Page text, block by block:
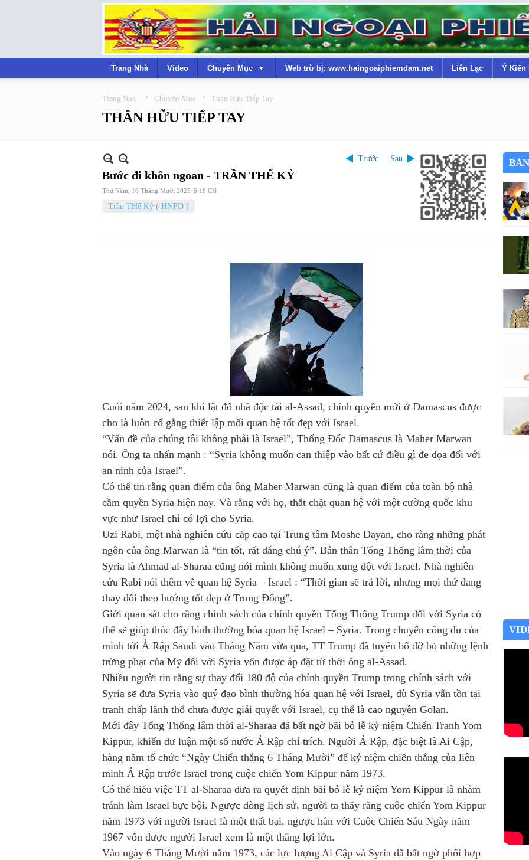
Trang Nhà Video Chuyên Mục Web trừ bị: www.haingoaiphiemdam.net Liên Lạc Ý Kiến
Trang Nhà › Chuyên Mục › Thân Hữu Tiếp Tay
THÂN HỮU TIẾP TAY
Trước Sau
Bước đi khôn ngoan - TRẦN THẾ KỶ
Thứ Năm, 16 Tháng Mười 2025 5:18 CH
Trần THế Kỷ ( HNPD )
Cuói năm 2024, sau khi lật đổ nhà độc tài al-Assad, chính quyền mới ở Damascus được
cho là luôn cố gằng thiết lập mối quan hệ tốt đẹp với Israel.
“Vấn đề của chúng tôi không phải là Israel”, Thống Đốc Damascus là Maher Marwan
nói. Ông ta nhấn mạnh : “Syria không muốn can thiệp vào bất cứ điều gì đe dọa đối với
an ninh của Israel”.
Có thể tin rằng quan điểm của ông Maher Marwan cũng là quan điểm của toàn bộ nhà
cầm quyền Syria hiện nay. Và rằng với họ, thắt chặt quan hệ với một cường quốc khu
vực như Israel chỉ có lợi cho Syria.
Uzi Rabi, một nhà nghiên cứu cấp cao tại Trung tâm Moshe Dayan, cho rằng những phát
ngôn của ông Marwan là “tin tốt, rất đáng chú ý”. Bản thân Tổng Thống lâm thời của
Syria là Ahmad al-Sharaa cũng nói mình không muốn xung đột với Israel. Nhà nghiên
cứu Rabi nói thêm về quan hệ Syria – Israel : “Thời gian sẽ trả lời, nhưng mọi thứ đang
thay đổi theo hướng tốt đẹp ở Trung Đông”.
Giới quan sát cho rằng chính sách của chính quyền Tổng Thống Trump đối với Syria có
thể sẽ giúp thúc đẩy bình thường hóa quan hệ Israel – Syria. Trong chuyến công du của
mình tới Ả Rập Saudi vào Tháng Năm vừa qua, TT Trump đã tuyên bố dỡ bỏ những lệnh
trừng phạt của Mỹ đối với Syria vốn được áp đặt từ thời ông al-Assad.
Nhiều người tin rằng sự thay đổi 180 độ của chính quyền Trump trong chính sách với
Syria sẽ đưa Syria vào quý đạo bình thường hóa quan hệ với Israel, dù Syria vẫn tồn tại
tranh chấp lãnh thổ chưa được giải quyết với Israel, cụ thể là cao nguyên Golan.
Mới đây Tổng Thống lâm thời al-Sharaa đã bất ngờ bãi bỏ lễ kỷ niệm Chiến Tranh Yom
Kippur, khiến dư luận một số nước Ả Rập chỉ trích. Người Ả Rập, đặc biệt là Ai Cập,
hàng năm tổ chức “Ngày Chiến thắng 6 Tháng Mười” để kỷ niệm chiến thắng của liên
minh Ả Rập trước Israel trong cuộc chiến Yom Kippur năm 1973.
Có thể hiểu việc TT al-Sharaa đưa ra quyết định bãi bỏ lễ kỷ niệm Yom Kippur là nhằm
tránh làm Israel bực bội. Ngược dòng lịch sử, người ta thấy rằng cuộc chiến Yom Kippur
năm 1973 với người Israel là một thất bại, ngược hẳn với Cuộc Chiến Sáu Ngày năm
1967 vốn được người Israel xem là một thắng lợi lớn.
Vào ngày 6 Tháng Mười năm 1973, các lực lượng Ai Cập và Syria đã bất ngờ phối hợp